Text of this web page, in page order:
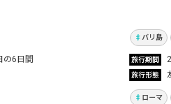
6日間
Vol.886
バリ島
旅行期間
旅行形態
イタリアへ！グルメ
チア＆ローマ3泊6日
Vol.873
ロー
を満
ローマ